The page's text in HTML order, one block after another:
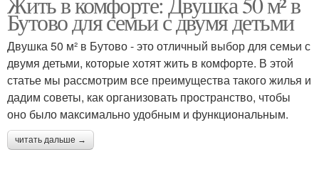
Бутово для семьи с двумя детьми
Двушка 50 м² в Бутово - это отличный выбор для семьи с
двумя детьми, которые хотят жить в комфорте. В этой
статье мы рассмотрим все преимущества такого жилья и
дадим советы, как организовать пространство, чтобы
оно было максимально удобным и функциональным.
читать дальше →